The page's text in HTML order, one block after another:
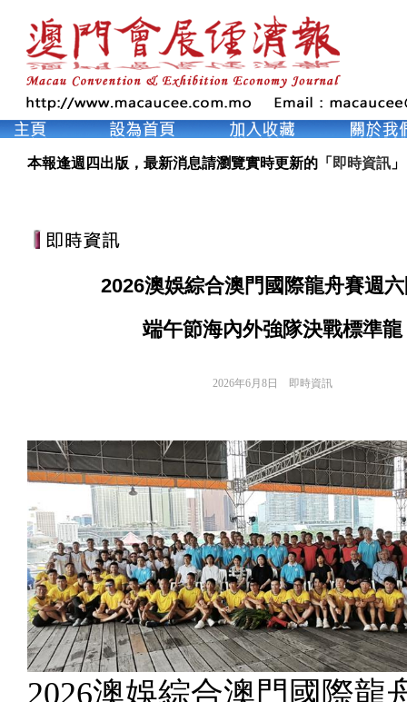
本報逢週四出版，最新消息請瀏覽實時更新的「 即時資訊 」
2026澳娛綜合澳門國際龍舟賽週
端午節海內外強隊決戰標準龍
2026年6月8日 即時資訊
2026澳娛綜合澳門國際龍